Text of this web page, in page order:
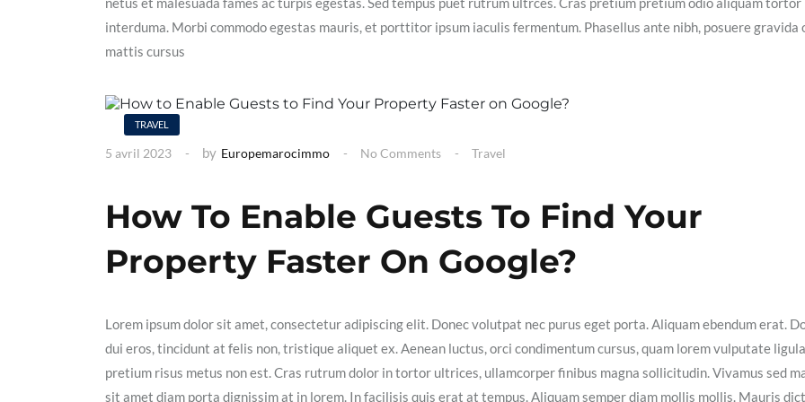
interduma. Morbi commodo egestas mauris, et porttitor ipsum iaculis fermentum. Phasellus ante nibh, posuere gravida
mattis cursus
TRAVEL
5 avril 2023 by Europemarocimmo No Comments Travel
How To Enable Guests To Find Your
Property Faster On Google?
Lorem ipsum dolor sit amet, consectetur adipiscing elit. Donec volutpat nec purus eget porta. Aliquam ebendum erat.
dui eros, tincidunt at felis non, tristique aliquet ex. Aenean luctus, orci condimentum cursus, quam lorem vulputate
pretium risus metus non est. Cras rutrum dolor in tortor ultrices, ullamcorper finibus magna sollicitudin. Vivamus sed
sit amet diam porta dignissim at in lorem. In facilisis quis erat at tempus. Aliquam semper diam mollis mollis. Mauris